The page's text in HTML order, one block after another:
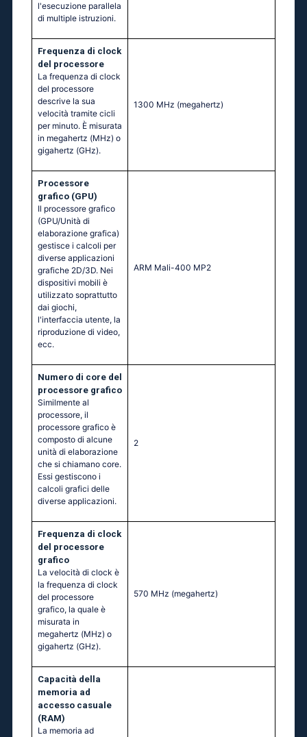
l'esecuzione parallela
di multiple istruzioni.
Frequenza di clock
del processore
La frequenza di clock
del processore
descrive la sua
velocità tramite cicli
per minuto. È misurata
in megahertz (MHz) o
gigahertz (GHz).
1300 MHz (megahertz)
Processore
grafico (GPU)
Il processore grafico
(GPU/Unità di
elaborazione grafica)
gestisce i calcoli per
diverse applicazioni
grafiche 2D/3D. Nei
dispositivi mobili è
utilizzato soprattutto
dai giochi,
l'interfaccia utente, la
riproduzione di video,
ecc.
ARM Mali-400 MP2
Numero di core del
processore grafico
Similmente al
processore, il
processore grafico è
composto di alcune
unità di elaborazione
che si chiamano core.
Essi gestiscono i
calcoli grafici delle
diverse applicazioni.
2
Frequenza di clock
del processore
grafico
La velocità di clock è
la frequenza di clock
del processore
grafico, la quale è
misurata in
megahertz (MHz) o
gigahertz (GHz).
570 MHz (megahertz)
Capacità della
memoria ad
accesso casuale
(RAM)
La memoria ad